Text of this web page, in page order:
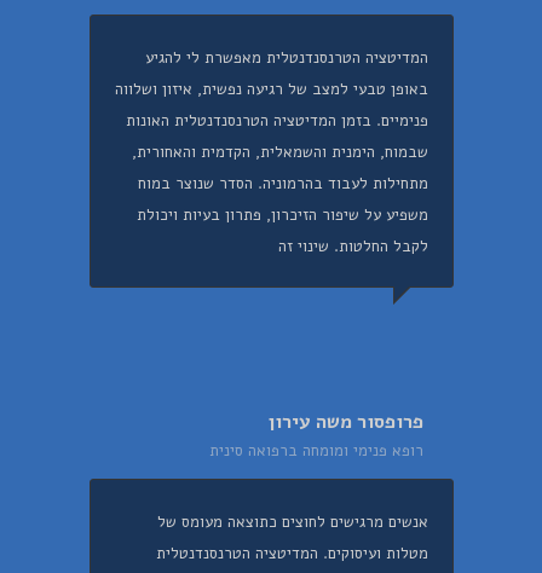
המדיטציה הטרנסנדנטלית מאפשרת לי להגיע
באופן טבעי למצב של רגיעה נפשית, איזון ושלווה
פנימיים. בזמן המדיטציה הטרנסנדנטלית האונות
שבמוח, הימנית והשמאלית, הקדמית והאחורית,
מתחילות לעבוד בהרמוניה. הסדר שנוצר במוח
משפיע על שיפור הזיכרון, פתרון בעיות ויכולת
לקבל החלטות. שינוי זה
פרופסור משה עירון
רופא פנימי ומומחה ברפואה סינית
אנשים מרגישים לחוצים כתוצאה מעומס של
מטלות ועיסוקים. המדיטציה הטרנסנדנטלית